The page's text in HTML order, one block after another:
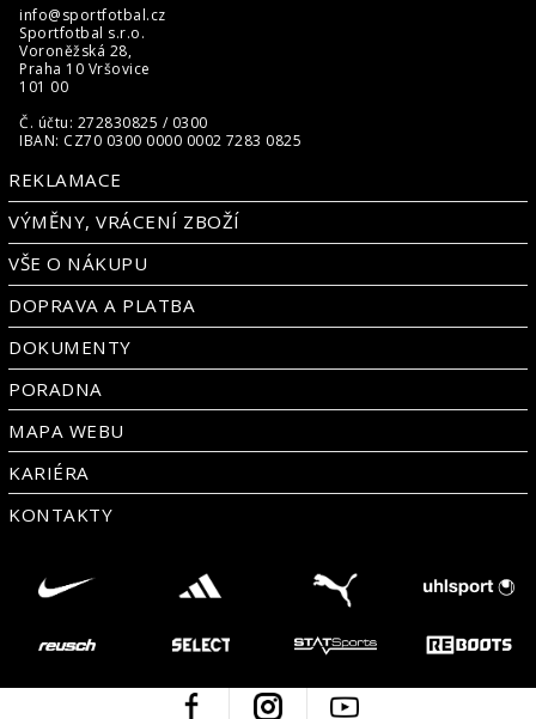
info@sportfotbal.cz
Sportfotbal s.r.o.
Voroněžská 28,
Praha 10 Vršovice
101 00
Č. účtu: 272830825 / 0300
IBAN: CZ70 0300 0000 0002 7283 0825
REKLAMACE
VÝMĚNY, VRÁCENÍ ZBOŽÍ
VŠE O NÁKUPU
DOPRAVA A PLATBA
DOKUMENTY
PORADNA
MAPA WEBU
KARIÉRA
KONTAKTY
Facebook Instagram